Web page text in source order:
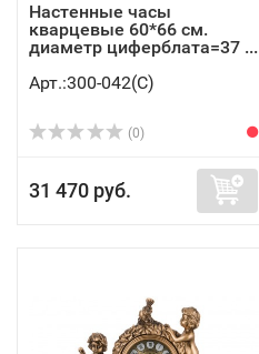
Настенные часы
кварцевые 60*66 см.
диаметр циферблата=37 ...
Арт.:300-042(C)
(0)
31 470 руб.